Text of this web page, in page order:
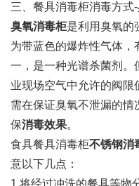
三、餐具消毒柜消毒方式-
臭氧消毒柜是利用臭氧的
为带蓝色的爆炸性气体，
一，是一种光谱杀菌剂。
业现场空气中允许的阀限
需在保证臭氧不泄漏的情
保消毒效果。
食具餐具消毒柜不锈钢消
意以下几点：